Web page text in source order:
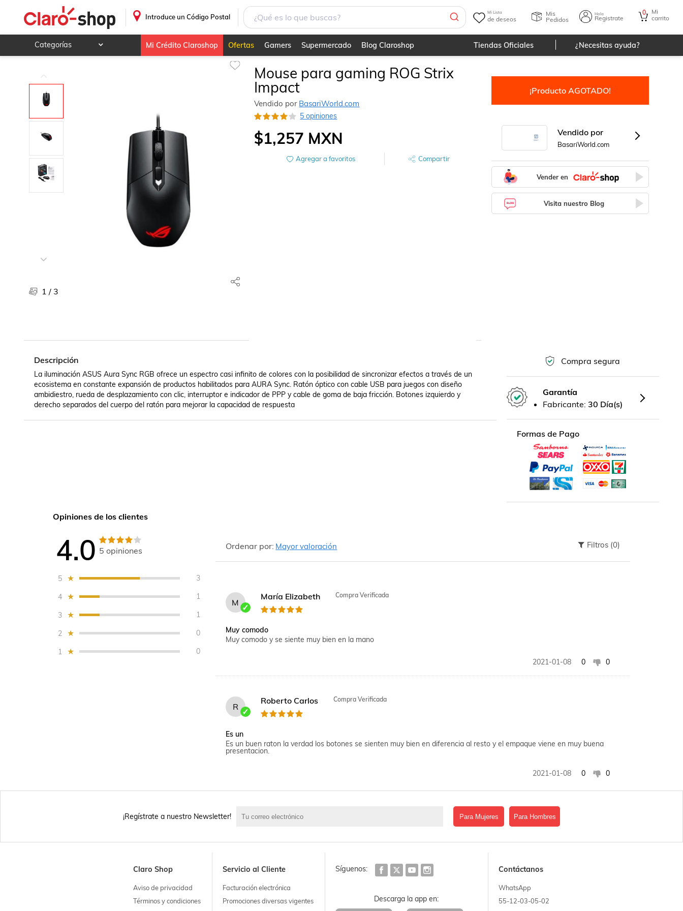
Introduce un Código Postal
Mi Lista
de deseos
Mis
Pedidos
Hola
Registrate
0
Mi
carrito
Categorías
Videojuegos
Hogar y jardín
Deportes y ocio
Animales y mascotas
Mamá y bebé
Salud, belleza y cuidado personal
Otras categorías
Súpermercado
Mi Crédito Claroshop Ofertas Gamers Supermercado Blog Claroshop Tiendas Oficiales ¿Necesitas ayuda?
1 / 3
Mouse para gaming ROG Strix
Impact
Vendido por BasariWorld.com
5 opiniones
$1,257 MXN
Agregar a favoritos Compartir
¡Producto AGOTADO!
Vendido por
BasariWorld.com
Vender en
Visita nuestro Blog
Descripción
La iluminación ASUS Aura Sync RGB ofrece un espectro casi infinito de colores con la posibilidad de sincronizar efectos a través de un
ecosistema en constante expansión de productos habilitados para AURA Sync. Ratón óptico con cable USB para juegos con diseño
ambidiestro, rueda de desplazamiento con clic, interruptor e indicador de PPP y cable de goma de baja fricción. Botones izquierdo y
derecho separados del cuerpo del ratón para mejorar la capacidad de respuesta
Compra segura
Garantía
Fabricante: 30 Día(s)
Formas de Pago
Opiniones de los clientes
4.0 5 opiniones
5 3
4 1
3 1
2 0
1 0
Ordenar por: Mayor valoración Filtros (0)
M
María Elizabeth Compra Verificada
Muy comodo
Muy comodo y se siente muy bien en la mano
2021-01-08 0 0
R
Roberto Carlos Compra Verificada
Es un
Es un buen raton la verdad los botones se sienten muy bien en diferencia al resto y el empaque viene en muy buena
presentacion.
2021-01-08 0 0
María del Carmen
Un producto
Un producto de calidad y que integra perfectamente con aura sync y tu equipo gamer asus
¡Regístrate a nuestro Newsletter! Para Mujeres Para Hombres
Claro Shop
Aviso de privacidad
Términos y condiciones
Servicio al Cliente
Facturación electrónica
Promociones diversas vigentes
Síguenos:
Descarga la app en:
Contáctanos
WhatsApp
55-12-03-05-02
Mouse para gaming ROG Strix Impact